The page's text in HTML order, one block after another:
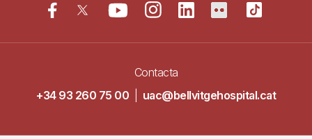
Contacta
+34 93 260 75 00
uac@bellvitgehospital.cat